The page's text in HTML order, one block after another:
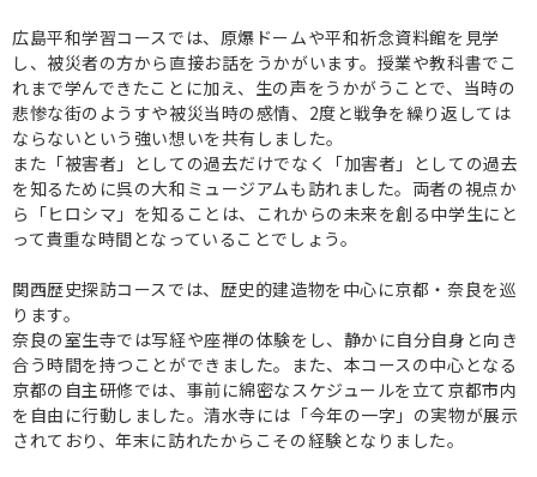
広島平和学習コースでは、原爆ドームや平和祈念資料館を見学
し、被災者の方から直接お話をうかがいます。授業や教科書でこ
れまで学んできたことに加え、生の声をうかがうことで、当時の
悲惨な街のようすや被災当時の感情、2度と戦争を繰り返しては
ならないという強い想いを共有しました。
また「被害者」としての過去だけでなく「加害者」としての過去
を知るために呉の大和ミュージアムも訪れました。両者の視点か
ら「ヒロシマ」を知ることは、これからの未来を創る中学生にと
って貴重な時間となっていることでしょう。
関西歴史探訪コースでは、歴史的建造物を中心に京都・奈良を巡
ります。
奈良の室生寺では写経や座禅の体験をし、静かに自分自身と向き
合う時間を持つことができました。また、本コースの中心となる
京都の自主研修では、事前に綿密なスケジュールを立て京都市内
を自由に行動しました。清水寺には「今年の一字」の実物が展示
されており、年末に訪れたからこその経験となりました。